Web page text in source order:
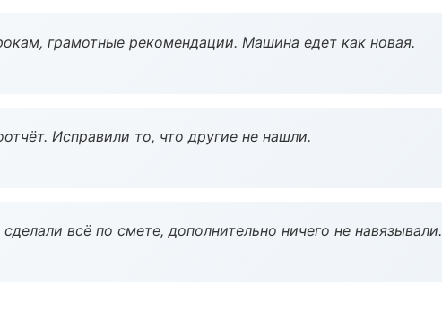
грамотные рекомендации. Машина едет как новая.
Исправили то, что другие не нашли.
всё по смете, дополнительно ничего не навязывали.